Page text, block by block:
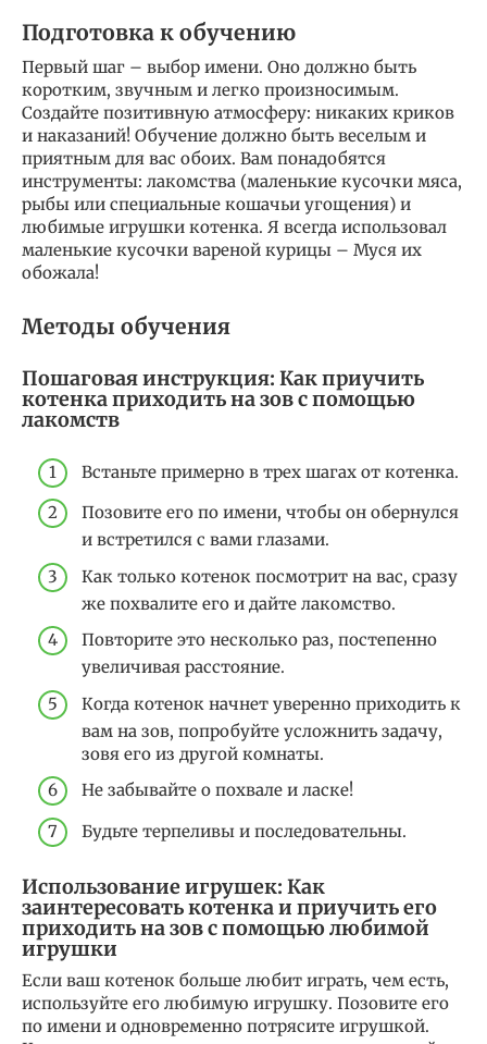
Подготовка к обучению
Первый шаг – выбор имени. Оно должно быть
коротким, звучным и легко произносимым.
Создайте позитивную атмосферу: никаких криков
и наказаний! Обучение должно быть веселым и
приятным для вас обоих. Вам понадобятся
инструменты: лакомства (маленькие кусочки мяса,
рыбы или специальные кошачьи угощения) и
любимые игрушки котенка. Я всегда использовал
маленькие кусочки вареной курицы – Муся их
обожала!
Методы обучения
Пошаговая инструкция: Как приучить
котенка приходить на зов с помощью
лакомств
Встаньте примерно в трех шагах от котенка.
Позовите его по имени, чтобы он обернулся
и встретился с вами глазами.
Как только котенок посмотрит на вас, сразу
же похвалите его и дайте лакомство.
Повторите это несколько раз, постепенно
увеличивая расстояние.
Когда котенок начнет уверенно приходить к
вам на зов, попробуйте усложнить задачу,
зовя его из другой комнаты.
Не забывайте о похвале и ласке!
Будьте терпеливы и последовательны.
Использование игрушек: Как
заинтересовать котенка и приучить его
приходить на зов с помощью любимой
игрушки
Если ваш котенок больше любит играть, чем есть,
используйте его любимую игрушку. Позовите его
по имени и одновременно потрясите игрушкой.